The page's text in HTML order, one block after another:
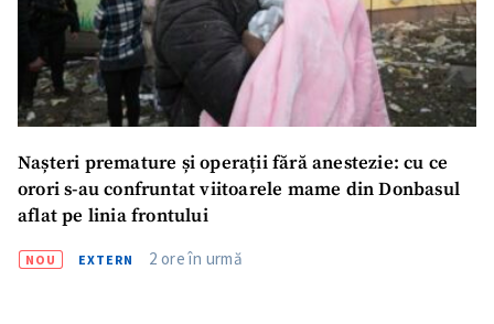
Nașteri premature și operații fără anestezie: cu ce
orori s-au confruntat viitoarele mame din Donbasul
aflat pe linia frontului
NOU EXTERN 2 ore în urmă